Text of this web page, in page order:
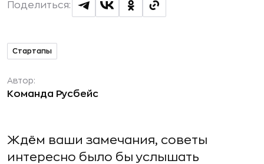
Поделиться:
Стартапы
Автор:
Команда Русбейс
Ждём ваши замечания, советы
интересно было бы услышать